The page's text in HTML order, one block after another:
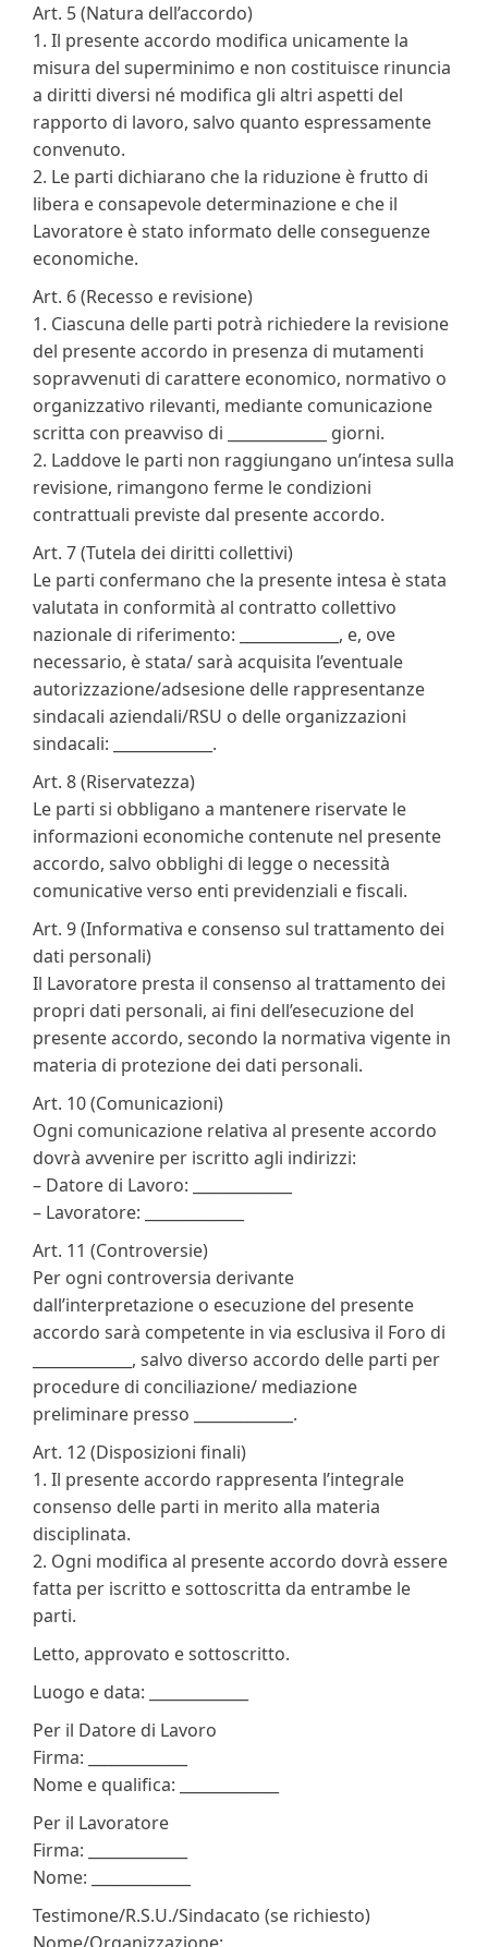
Art. 5 (Natura dell’accordo)
1. Il presente accordo modifica unicamente la
misura del superminimo e non costituisce rinuncia
a diritti diversi né modifica gli altri aspetti del
rapporto di lavoro, salvo quanto espressamente
convenuto.
2. Le parti dichiarano che la riduzione è frutto di
libera e consapevole determinazione e che il
Lavoratore è stato informato delle conseguenze
economiche.
Art. 6 (Recesso e revisione)
1. Ciascuna delle parti potrà richiedere la revisione
del presente accordo in presenza di mutamenti
sopravvenuti di carattere economico, normativo o
organizzativo rilevanti, mediante comunicazione
scritta con preavviso di _____________ giorni.
2. Laddove le parti non raggiungano un’intesa sulla
revisione, rimangono ferme le condizioni
contrattuali previste dal presente accordo.
Art. 7 (Tutela dei diritti collettivi)
Le parti confermano che la presente intesa è stata
valutata in conformità al contratto collettivo
nazionale di riferimento: _____________, e, ove
necessario, è stata/ sarà acquisita l’eventuale
autorizzazione/adsesione delle rappresentanze
sindacali aziendali/RSU o delle organizzazioni
sindacali: _____________.
Art. 8 (Riservatezza)
Le parti si obbligano a mantenere riservate le
informazioni economiche contenute nel presente
accordo, salvo obblighi di legge o necessità
comunicative verso enti previdenziali e fiscali.
Art. 9 (Informativa e consenso sul trattamento dei
dati personali)
Il Lavoratore presta il consenso al trattamento dei
propri dati personali, ai fini dell’esecuzione del
presente accordo, secondo la normativa vigente in
materia di protezione dei dati personali.
Art. 10 (Comunicazioni)
Ogni comunicazione relativa al presente accordo
dovrà avvenire per iscritto agli indirizzi:
– Datore di Lavoro: _____________
– Lavoratore: _____________
Art. 11 (Controversie)
Per ogni controversia derivante
dall’interpretazione o esecuzione del presente
accordo sarà competente in via esclusiva il Foro di
_____________, salvo diverso accordo delle parti per
procedure di conciliazione/ mediazione
preliminare presso _____________.
Art. 12 (Disposizioni finali)
1. Il presente accordo rappresenta l’integrale
consenso delle parti in merito alla materia
disciplinata.
2. Ogni modifica al presente accordo dovrà essere
fatta per iscritto e sottoscritta da entrambe le
parti.
Letto, approvato e sottoscritto.
Luogo e data: _____________
Per il Datore di Lavoro
Firma: _____________
Nome e qualifica: _____________
Per il Lavoratore
Firma: _____________
Nome: _____________
Testimone/R.S.U./Sindacato (se richiesto)